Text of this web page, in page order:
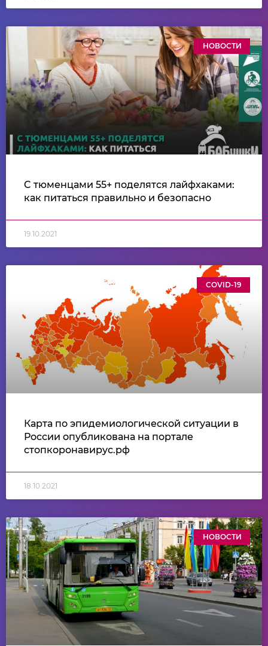
НОВОСТИ
C тюменцами 55+ поделятся лайфхаками:
как питаться правильно и безопасно
19.10.2021
COVID-19
Карта по эпидемиологической ситуации в
России опубликована на портале
стопкоронавирус.рф
18.10.2021
НОВОСТИ